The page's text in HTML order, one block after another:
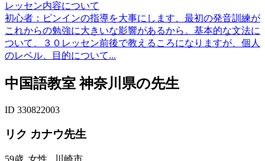
レッセン内容について
初心者：ピンインの指導を大事にします、最初の発音訓練が
これからの勉強に大きいな影響があるから。基本的な文法に
ついて、３０レッセン前後で教えるころになりますが、個人
のレベル、目的について...
中国語教室 神奈川県の先生
ID 330822003
リク カナウ先生
59歳 女性 川崎市